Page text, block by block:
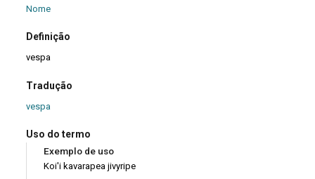
Nome
Definição
vespa
Tradução
vespa
Uso do termo
Exemplo de uso
Koi'i kavarapea jivyripe